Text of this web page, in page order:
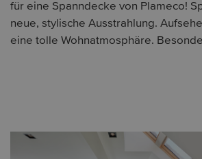
für eine Spanndecke von Plameco!
neue, stylische Ausstrahlung.
eine tolle Wohnatmosphäre.